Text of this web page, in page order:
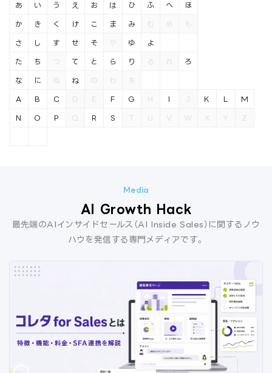
あ い う え お
か き く け こ
さ し す せ そ
た ち つ て と
な に ぬ ね の
は ひ ふ へ ほ
ま み む め も
や ゆ よ
ら り る れ ろ
わ を
A B C D E F G H I J K L M
N O P Q R S T U V W X Y Z
AI Growth Hack
最先端のAIインサイドセールス（AI Inside Sales）に関するノウ
ハウを発信する専門メディアです。